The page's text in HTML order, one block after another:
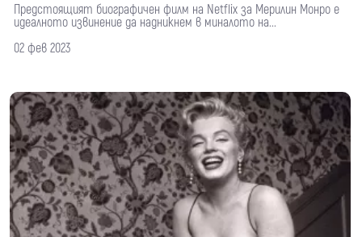
Предстоящият биографичен филм на Netflix за Мерилин Монро е
идеалното извинение да надникнем в миналото на...
02 фев 2023